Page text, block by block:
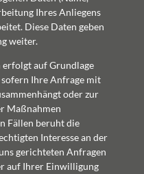
Ihres Anliegens
Diese Daten geben
weiter.
auf Grundlage
Ihre Anfrage mit
oder zur
Maßnahmen
Fällen beruht die
Interesse an der
gerichteten Anfragen
auf Ihrer Einwilligung